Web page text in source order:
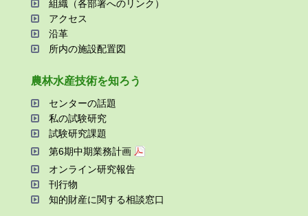
組織（各部署へのリンク）
アクセス
沿⾰
所内の施設配置図
農林⽔産技術を知ろう
センターの話題
私の試験研究
試験研究課題
第6期中期業務計画
オンライン研究報告
刊⾏物
知的財産に関する相談窓⼝